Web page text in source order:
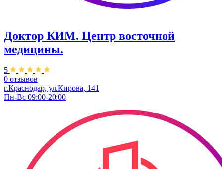
Доктор КИМ. Центр восточной
медицины.
5
0 отзывов
г.Краснодар, ул.Кирова, 141
Пн-Вс 09:00-20:00